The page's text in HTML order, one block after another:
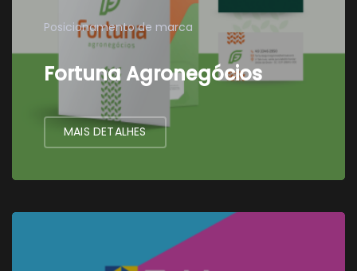
Posicionamento de marca
Fortuna Agronegócios
MAIS DETALHES